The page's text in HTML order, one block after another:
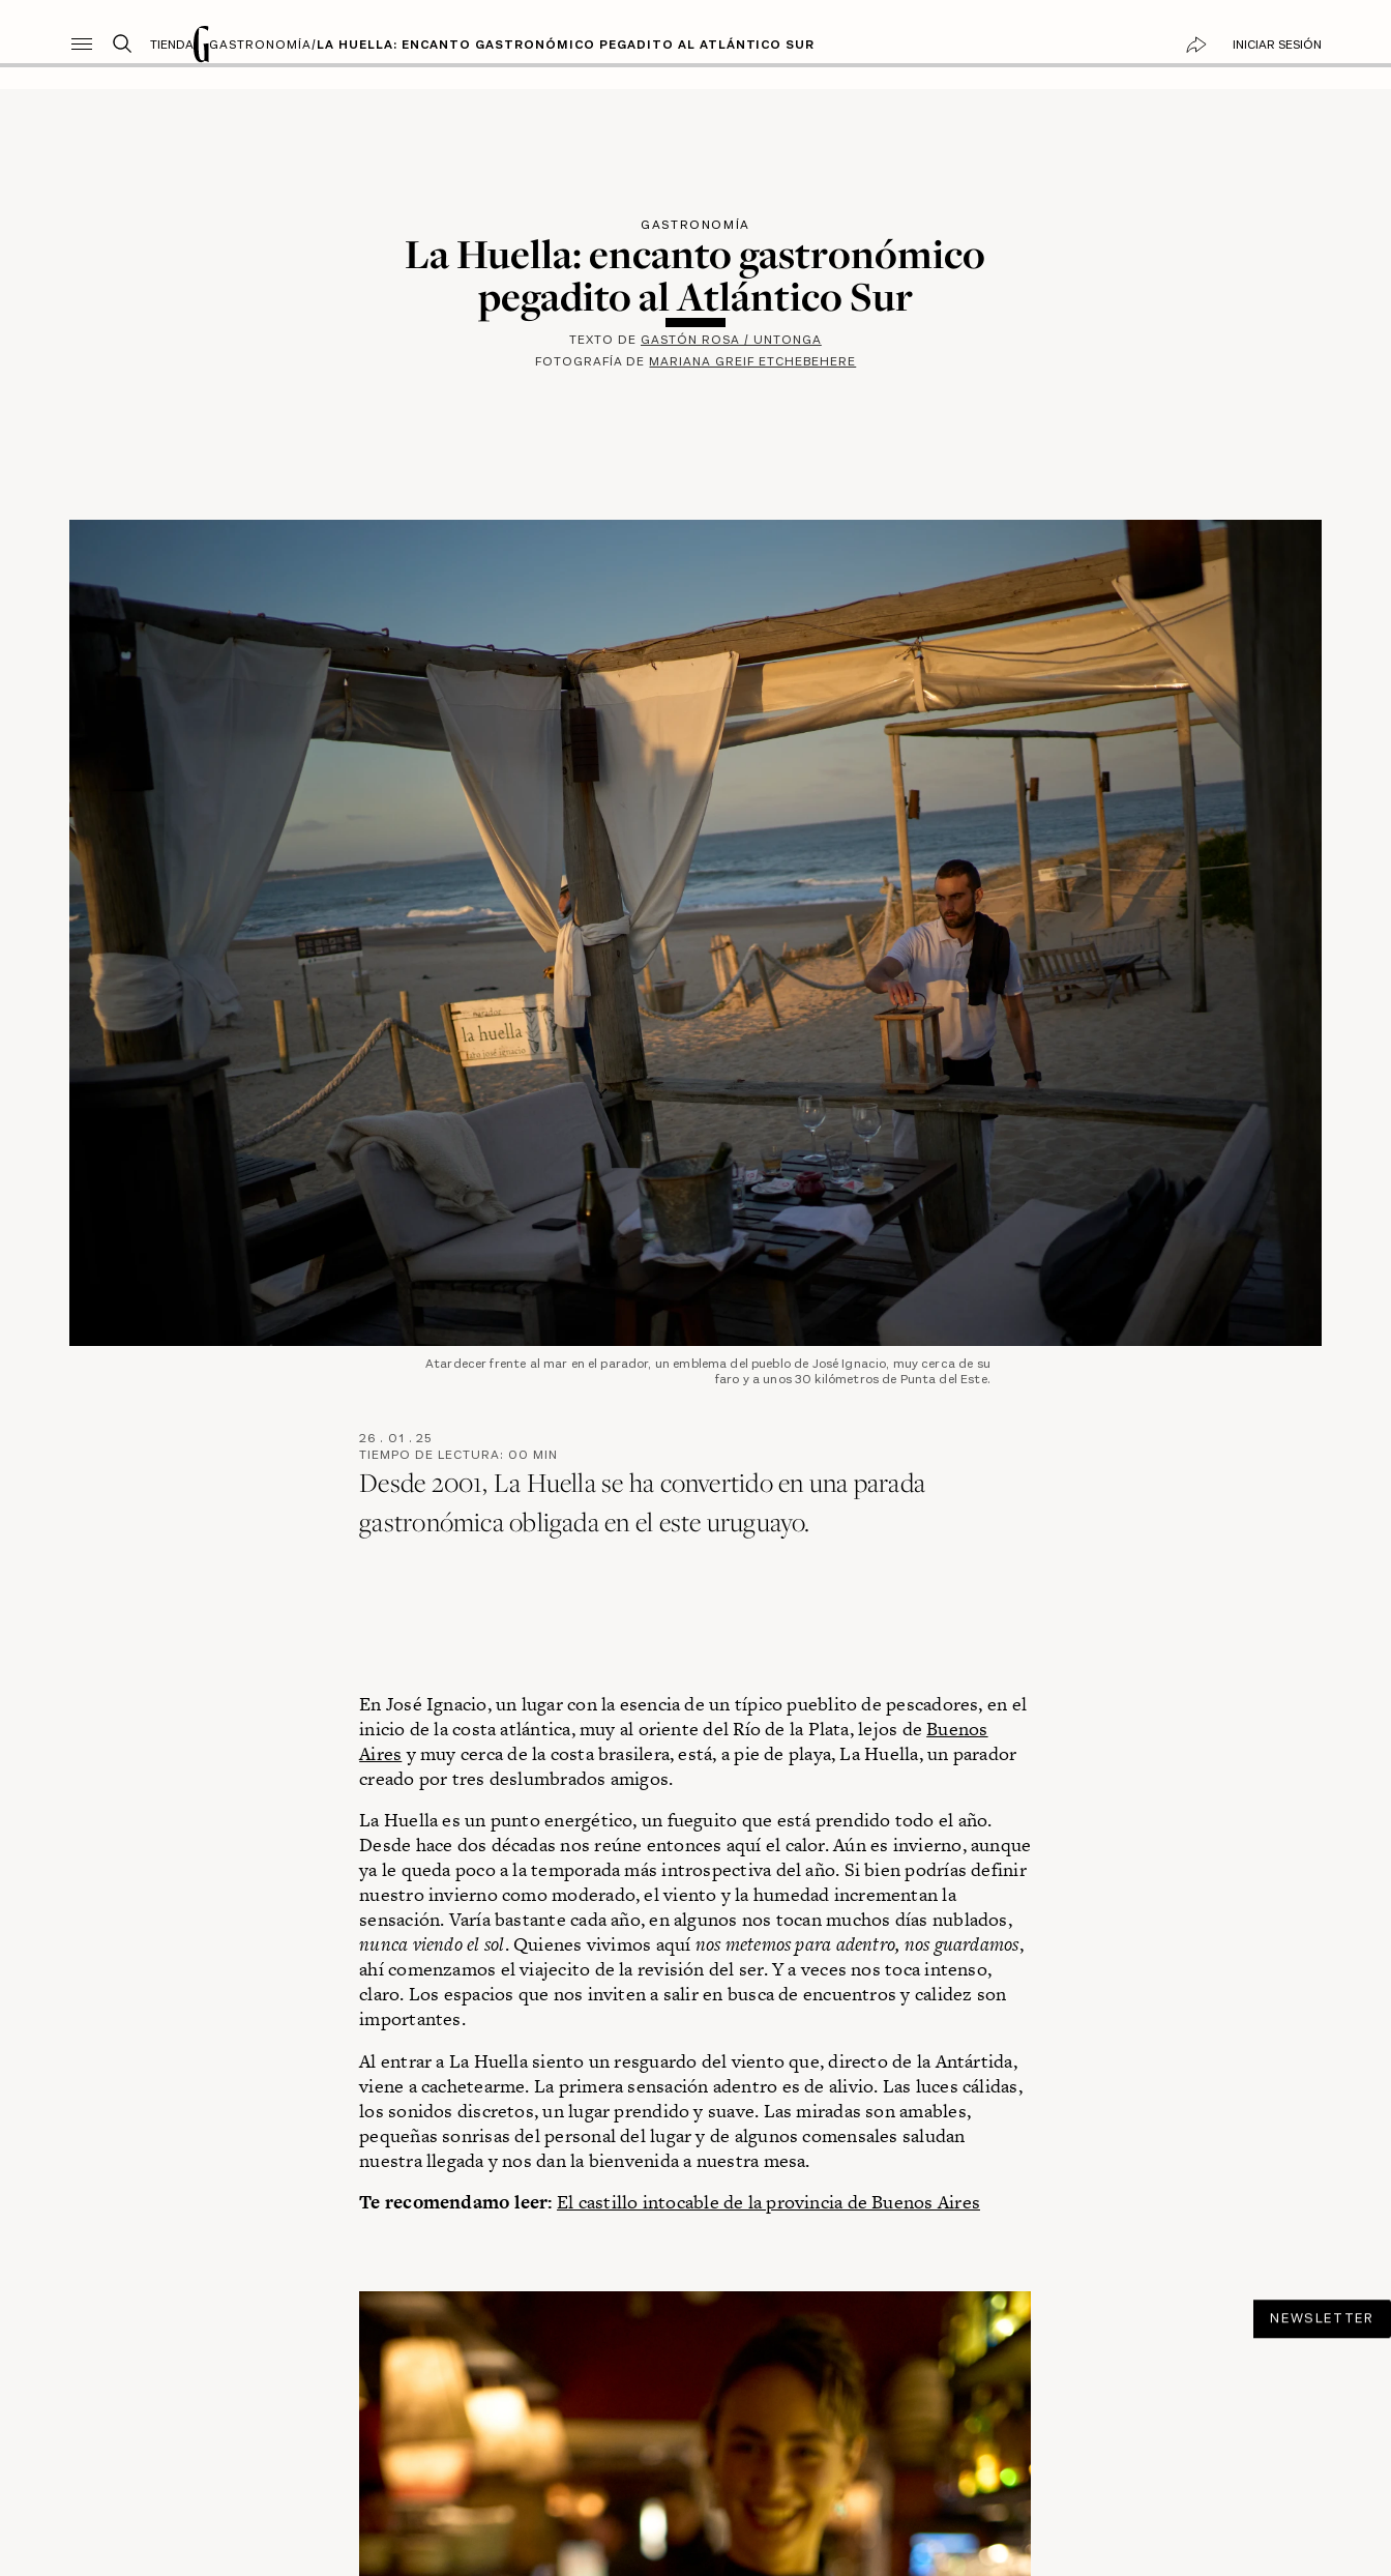
TIENDA GASTRONOMÍA/LA HUELLA: ENCANTO GASTRONÓMICO PEGADITO AL ATLÁNTICO SUR INICIAR SESIÓN
GASTRONOMÍA
La Huella: encanto gastronómico
pegadito al Atlántico Sur
TEXTO DE GASTÓN ROSA / UNTONGA
FOTOGRAFÍA DE MARIANA GREIF ETCHEBEHERE
Atardecer frente al mar en el parador, un emblema del pueblo de José Ignacio, muy cerca de su
faro y a unos 30 kilómetros de Punta del Este.
26 . 01 . 25
TIEMPO DE LECTURA: 00 MIN
Desde 2001, La Huella se ha convertido en una parada
gastronómica obligada en el este uruguayo.
En José Ignacio, un lugar con la esencia de un típico pueblito de pescadores, en el
inicio de la costa atlántica, muy al oriente del Río de la Plata, lejos deBuenos
Aires y muy cerca de la costa brasilera, está, a pie de playa, La Huella, un parador
creado por tres deslumbrados amigos.
La Huella es un punto energético, un fueguito que está prendido todo el año.
Desde hace dos décadas nos reúne entonces aquí el calor. Aún es invierno, aunque
ya le queda poco a la temporada más introspectiva del año. Si bien podrías definir
nuestro invierno como moderado, el viento y la humedad incrementan la
sensación. Varía bastante cada año, en algunos nos tocan muchos días nublados,
nunca viendo el sol. Quienes vivimos aquí nos metemos para adentro, nos guardamos,
ahí comenzamos el viajecito de la revisión del ser. Y a veces nos toca intenso,
claro. Los espacios que nos inviten a salir en busca de encuentros y calidez son
importantes.
Al entrar a La Huella siento un resguardo del viento que, directo de la Antártida,
viene a cachetearme. La primera sensación adentro es de alivio. Las luces cálidas,
los sonidos discretos, un lugar prendido y suave. Las miradas son amables,
pequeñas sonrisas del personal del lugar y de algunos comensales saludan
nuestra llegada y nos dan la bienvenida a nuestra mesa.
Te recomendamo leer: El castillo intocable de la provincia de Buenos Aires
NEWSLETTER